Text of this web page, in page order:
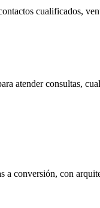
cualificados,
atender consultas,
a conversión, con